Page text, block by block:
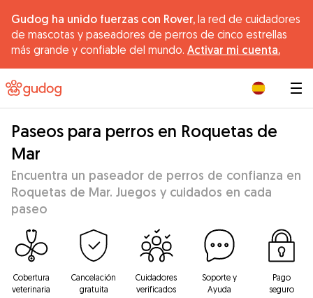
Gudog ha unido fuerzas con Rover, la red de cuidadores
de mascotas y paseadores de perros de cinco estrellas
más grande y confiable del mundo. Activar mi cuenta.
Paseos para perros en Roquetas de
Mar
Encuentra un paseador de perros de confianza en
Roquetas de Mar. Juegos y cuidados en cada
paseo
Cobertura
veterinaria
Cancelación
gratuita
Cuidadores
verificados
Soporte y
Ayuda
Pago
seguro